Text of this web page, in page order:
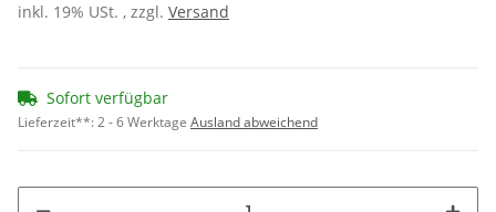
inkl. 19% USt. , zzgl. Versand
Sofort verfügbar
Lieferzeit**:2 - 6 Werktage Ausland abweichend